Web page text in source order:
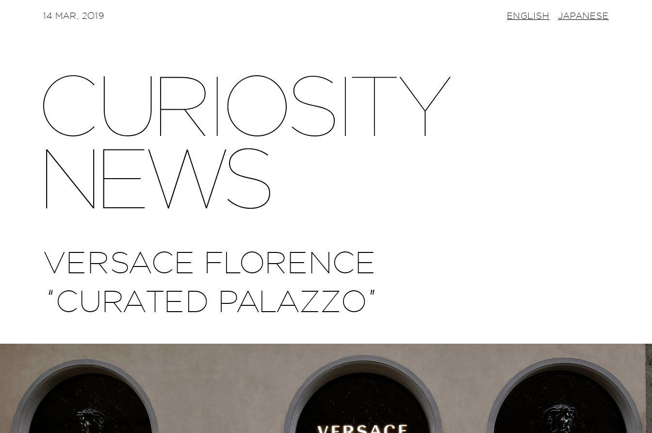
14 MAR, 2019 ENGLISH JAPANESE
VERSACE FLORENCE
“CURATED PALAZZO”